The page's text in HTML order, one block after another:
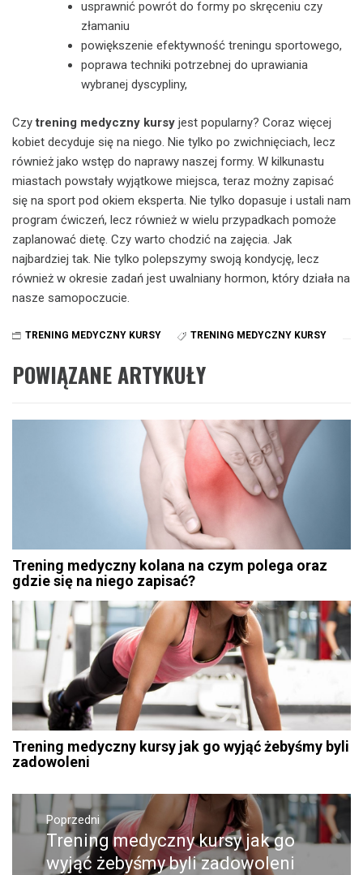
usprawnić powrót do formy po skręceniu czy
złamaniu
powiększenie efektywność treningu sportowego,
poprawa techniki potrzebnej do uprawiania
wybranej dyscypliny,
Czytrening medyczny kursy jest popularny? Coraz więcej
kobiet decyduje się na niego. Nie tylko po zwichnięciach, lecz
również jako wstęp do naprawy naszej formy. W kilkunastu
miastach powstały wyjątkowe miejsca, teraz możny zapisać
się na sport pod okiem eksperta. Nie tylko dopasuje i ustali nam
program ćwiczeń, lecz również w wielu przypadkach pomoże
zaplanować dietę. Czy warto chodzić na zajęcia. Jak
najbardziej tak. Nie tylko polepszymy swoją kondycję, lecz
również w okresie zadań jest uwalniany hormon, który działa na
nasze samopoczucie.
TRENING MEDYCZNY KURSY TRENING MEDYCZNY KURSY
POWIĄZANE ARTYKUŁY
Trening medyczny kolana na czym polega oraz
gdzie się na niego zapisać?
Trening medyczny kursy jak go wyjąć żebyśmy byli
zadowoleni
Nawigacja
wpisuPoprzedni
Poprzedni
wpis:
Trening medyczny kursy jak go
wyjąć żebyśmy byli zadowoleni